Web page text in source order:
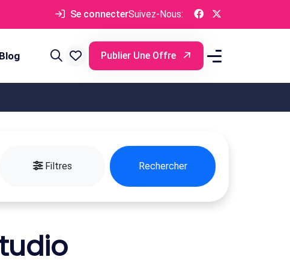
Se connecterSuivez-Nous:
Blog Publier Une Offre
Filtres Rechercher